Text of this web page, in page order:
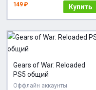
149 ₽ Купить
Gears of War: Reloaded
PS5 общий
Оффлайн аккаунты